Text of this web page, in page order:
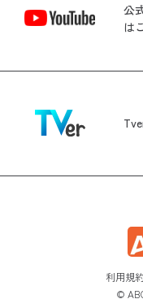
公
は
利用規約
©